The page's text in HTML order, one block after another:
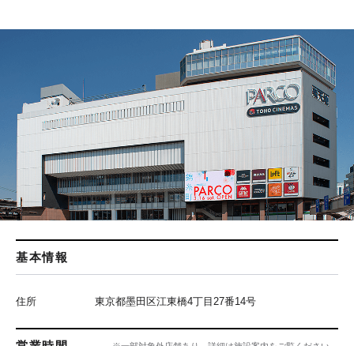
基本情報
住所 東京都墨田区江東橋4丁目27番14号